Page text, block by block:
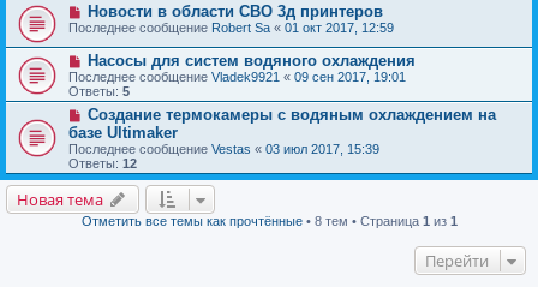
Новости в области СВО 3д принтеров
Последнее сообщение Robert Sa « 01 окт 2017, 12:59
Насосы для систем водяного охлаждения
Последнее сообщение Vladek9921 « 09 сен 2017, 19:01
Ответы: 5
Создание термокамеры с водяным охлаждением на
базе Ultimaker
Последнее сообщение Vestas « 03 июл 2017, 15:39
Ответы: 12
Новая тема
Отметить все темы как прочтённые• 8 тем • Страница 1 из 1
Перейти